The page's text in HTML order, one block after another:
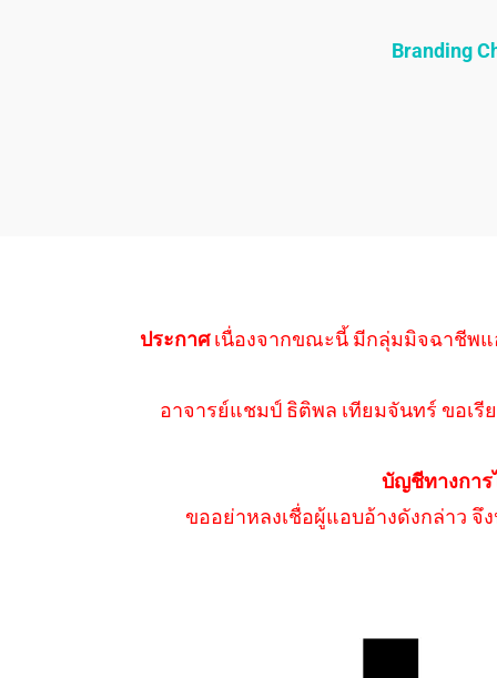
Branding
ประกาศเนื่องจากขณะนี้ มีกลุ่มมิจฉาชีพแ
อาจารย์แชมป์ ธิติพล เทียมจันทร์ ขอเรี
บัญชีทางการ
ขออย่าหลงเชื่อผู้แอบอ้างดังกล่าว